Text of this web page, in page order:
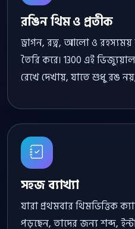
রঙিন থিম ও প্রতীক
ড্রাগন, রত্ন, আলো ও রহস্যময়
তৈরি করে। 1300 এই
রেখে দেখায়, যাতে শুধু রঙ নয়,
সহজ ব্যাখ্যা
যারা প্রথমবার থিমভিত্তিক
পড়ছেন, তাদের জন্য শব্দ,